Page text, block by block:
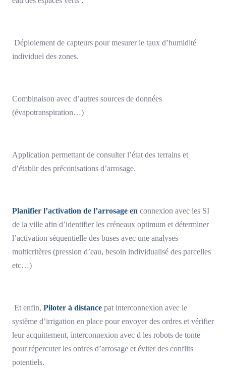
Déploiement de capteurs pour mesurer le taux d’humidité
individuel des zones.
Combinaison avec d’autres sources de données
(évapotranspiration…)
Application permettant de consulter l’état des terrains et
d’établir des préconisations d’arrosage.
Planifier l’activation de l’arrosage en connexion avec les SI
de la ville afin d’identifier les créneaux optimum et déterminer
l’activation séquentielle des buses avec une analyses
multicritères (pression d’eau, besoin individualisé des parcelles
etc…)
Et enfin, Piloter à distance pat interconnexion avec le
système d’irrigation en place pour envoyer des ordres et vérifier
leur acquittement, interconnexion avec d les robots de tonte
pour répercuter les ordres d’arrosage et éviter des conflits
potentiels.